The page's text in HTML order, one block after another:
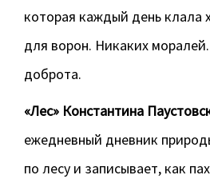
которая каждый день клала
для ворон. Никаких
доброта.
«Лес» Константина
ежедневный дневник
по лесу и записывает, как